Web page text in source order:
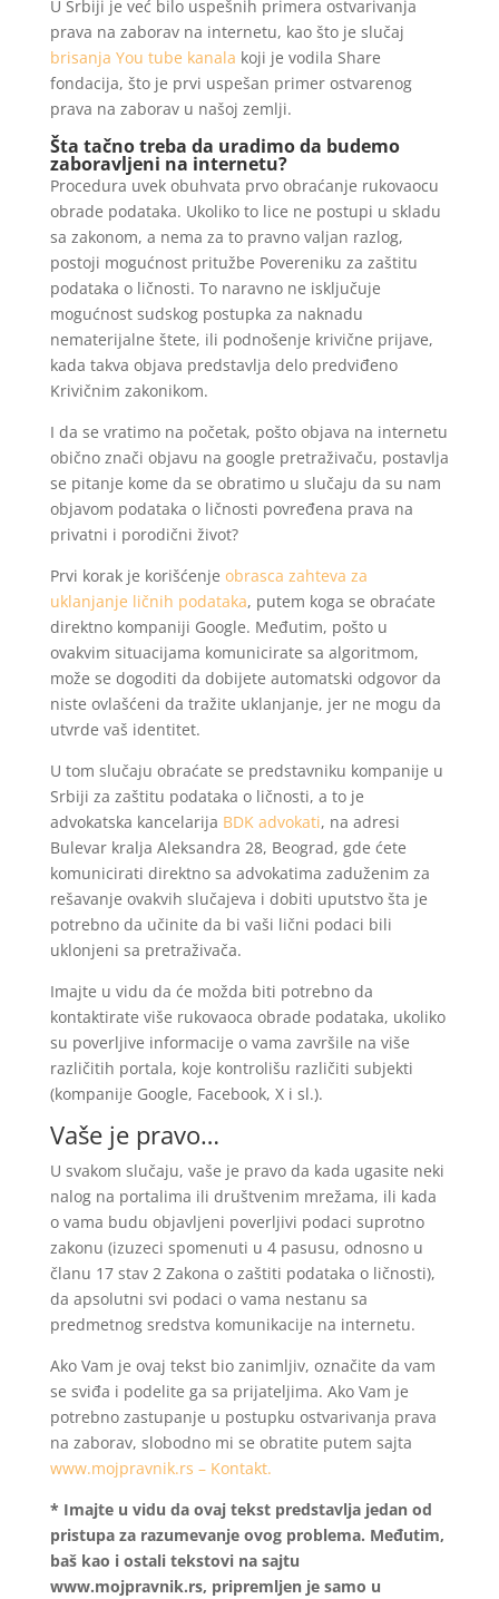
U Srbiji je već bilo uspešnih primera ostvarivanja
prava na zaborav na internetu, kao što je slučaj
brisanja You tube kanala koji je vodila Share
fondacija, što je prvi uspešan primer ostvarenog
prava na zaborav u našoj zemlji.
Šta tačno treba da uradimo da budemo
zaboravljeni na internetu?
Procedura uvek obuhvata prvo obraćanje rukovaocu
obrade podataka. Ukoliko to lice ne postupi u skladu
sa zakonom, a nema za to pravno valjan razlog,
postoji mogućnost pritužbe Povereniku za zaštitu
podataka o ličnosti. To naravno ne isključuje
mogućnost sudskog postupka za naknadu
nematerijalne štete, ili podnošenje krivične prijave,
kada takva objava predstavlja delo predviđeno
Krivičnim zakonikom.
I da se vratimo na početak, pošto objava na internetu
obično znači objavu na google pretraživaču, postavlja
se pitanje kome da se obratimo u slučaju da su nam
objavom podataka o ličnosti povređena prava na
privatni i porodični život?
Prvi korak je korišćenje obrasca zahteva za
uklanjanje ličnih podataka, putem koga se obraćate
direktno kompaniji Google. Međutim, pošto u
ovakvim situacijama komunicirate sa algoritmom,
može se dogoditi da dobijete automatski odgovor da
niste ovlašćeni da tražite uklanjanje, jer ne mogu da
utvrde vaš identitet.
U tom slučaju obraćate se predstavniku kompanije u
Srbiji za zaštitu podataka o ličnosti, a to je
advokatska kancelarija BDK advokati, na adresi
Bulevar kralja Aleksandra 28, Beograd, gde ćete
komunicirati direktno sa advokatima zaduženim za
rešavanje ovakvih slučajeva i dobiti uputstvo šta je
potrebno da učinite da bi vaši lični podaci bili
uklonjeni sa pretraživača.
Imajte u vidu da će možda biti potrebno da
kontaktirate više rukovaoca obrade podataka, ukoliko
su poverljive informacije o vama završile na više
različitih portala, koje kontrolišu različiti subjekti
(kompanije Google, Facebook, X i sl.).
Vaše je pravo…
U svakom slučaju, vaše je pravo da kada ugasite neki
nalog na portalima ili društvenim mrežama, ili kada
o vama budu objavljeni poverljivi podaci suprotno
zakonu (izuzeci spomenuti u 4 pasusu, odnosno u
članu 17 stav 2 Zakona o zaštiti podataka o ličnosti),
da apsolutni svi podaci o vama nestanu sa
predmetnog sredstva komunikacije na internetu.
Ako Vam je ovaj tekst bio zanimljiv, označite da vam
se sviđa i podelite ga sa prijateljima. Ako Vam je
potrebno zastupanje u postupku ostvarivanja prava
na zaborav, slobodno mi se obratite putem sajta
www.mojpravnik.rs – Kontakt.
* Imajte u vidu da ovaj tekst predstavlja jedan od
pristupa za razumevanje ovog problema. Međutim,
baš kao i ostali tekstovi na sajtu
www.mojpravnik.rs, pripremljen je samo u